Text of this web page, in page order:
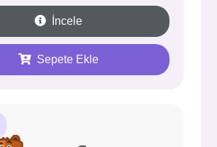
İncele
Sepete Ekle